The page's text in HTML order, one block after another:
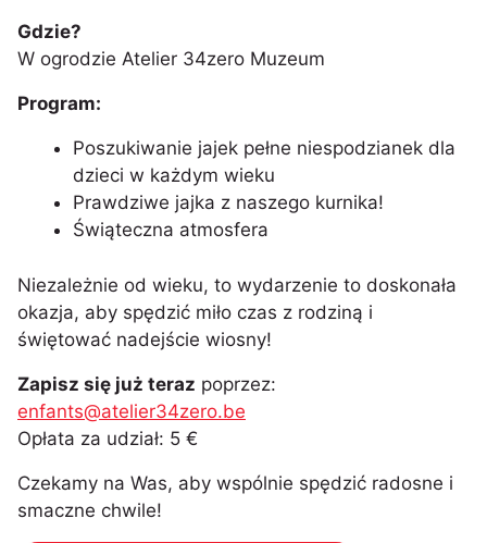
Gdzie?
W ogrodzie Atelier 34zero Muzeum
Program:
Poszukiwanie jajek pełne niespodzianek dla
dzieci w każdym wieku
Prawdziwe jajka z naszego kurnika!
Świąteczna atmosfera
Niezależnie od wieku, to wydarzenie to doskonała
okazja, aby spędzić miło czas z rodziną i
świętować nadejście wiosny!
Zapisz się już teraz poprzez:
enfants@atelier34zero.be
Opłata za udział: 5 €
Czekamy na Was, aby wspólnie spędzić radosne i
smaczne chwile!